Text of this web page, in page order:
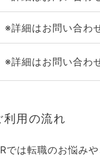
※詳細はお問い合わ
※詳細はお問い合わ
利用の流れ
では転職のお悩み